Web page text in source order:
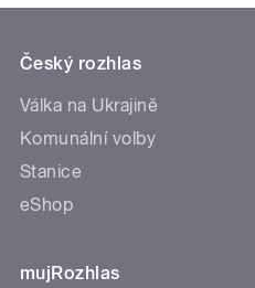
Český rozhlas
Válka na Ukrajině
Komunální volby
Stanice
eShop
mujRozhlas